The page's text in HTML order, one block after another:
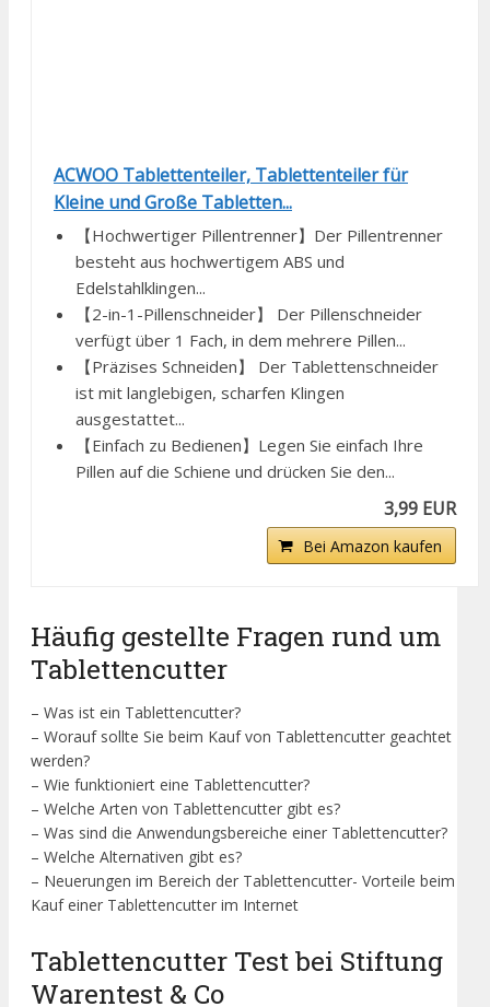
ACWOO Tablettenteiler, Tablettenteiler für
Kleine und Große Tabletten...
【Hochwertiger Pillentrenner】Der Pillentrenner
besteht aus hochwertigem ABS und
Edelstahlklingen...
【2-in-1-Pillenschneider】 Der Pillenschneider
verfügt über 1 Fach, in dem mehrere Pillen...
【Präzises Schneiden】 Der Tablettenschneider
ist mit langlebigen, scharfen Klingen
ausgestattet...
【Einfach zu Bedienen】Legen Sie einfach Ihre
Pillen auf die Schiene und drücken Sie den...
3,99 EUR
Bei Amazon kaufen
Häufig gestellte Fragen rund um
Tablettencutter
– Was ist ein Tablettencutter?
– Worauf sollte Sie beim Kauf von Tablettencutter geachtet
werden?
– Wie funktioniert eine Tablettencutter?
– Welche Arten von Tablettencutter gibt es?
– Was sind die Anwendungsbereiche einer Tablettencutter?
– Welche Alternativen gibt es?
– Neuerungen im Bereich der Tablettencutter- Vorteile beim
Kauf einer Tablettencutter im Internet
Tablettencutter Test bei Stiftung
Warentest & Co